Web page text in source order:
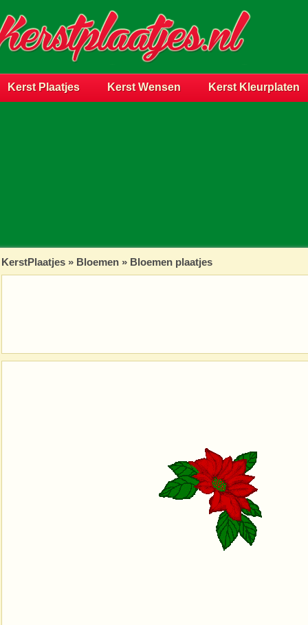
Kerst Plaatjes Kerst Wensen Kerst Kleurplaten
KerstPlaatjes » Bloemen » Bloemen plaatjes